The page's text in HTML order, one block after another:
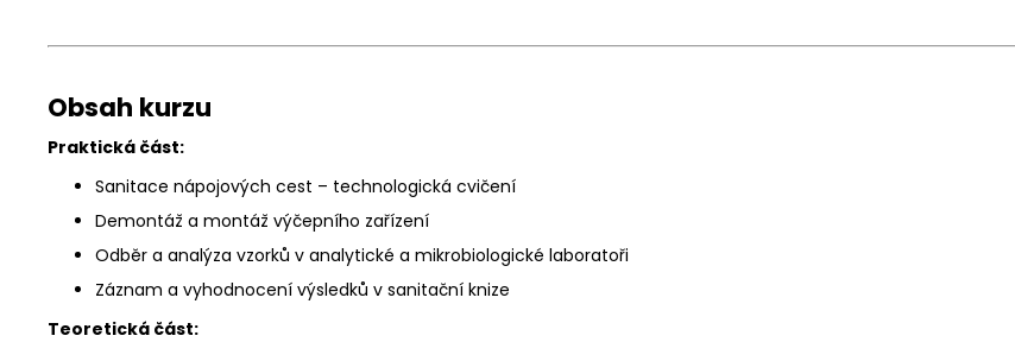
Obsah kurzu
Praktická část:
Sanitace nápojových cest – technologická cvičení
Demontáž a montáž výčepního zařízení
Odběr a analýza vzorků v analytické a mikrobiologické laboratoři
Záznam a vyhodnocení výsledků v sanitační knize
Teoretická část: